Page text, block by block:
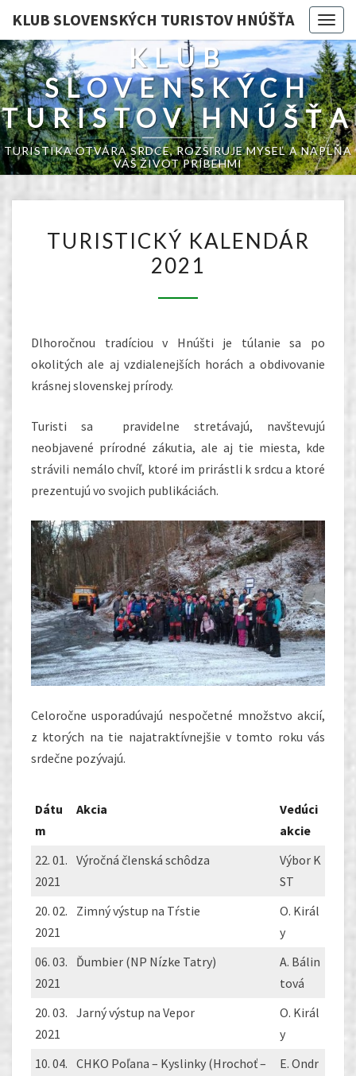
KLUB SLOVENSKÝCH TURISTOV HNÚŠŤA
KLUB
SLOVENSKÝCH
TURISTOV HNÚŠŤA
TURISTIKA OTVÁRA SRDCE, ROZŠIRUJE MYSEĽ A NAPĹŇA
VÁŠ ŽIVOT PRÍBEHMI
KALENDÁR
2021
TURISTICKÝ KALENDÁR
2021
Dlhoročnou tradíciou v Hnúšti je túlanie sa po
okolitých ale aj vzdialenejších horách a obdivovanie
krásnej slovenskej prírody.
Turisti sa pravidelne stretávajú, navštevujú
neobjavené prírodné zákutia, ale aj tie miesta, kde
strávili nemálo chvíľ, ktoré im prirástli k srdcu a ktoré
prezentujú vo svojich publikáciách.
Celoročne usporadúvajú nespočetné množstvo akcií,
z ktorých na tie najatraktívnejšie v tomto roku vás
srdečne pozývajú.
Dátu
m
Akcia
Vedúci
akcie
22. 01.
2021
Výročná členská schôdza
Výbor K
ST
20. 02.
2021
Zimný výstup na Tŕstie
O. Királ
y
06. 03.
2021
Ďumbier (NP Nízke Tatry)
A. Bálin
tová
20. 03.
2021
Jarný výstup na Vepor
O. Királ
y
10. 04. CHKO Poľana – Kyslinky (Hrochoť –
E. Ondr